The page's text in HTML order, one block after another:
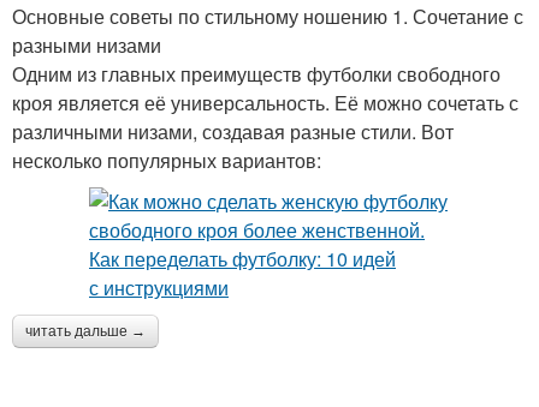
Основные советы по стильному ношению 1. Сочетание с
разными низами
Одним из главных преимуществ футболки свободного
кроя является её универсальность. Её можно сочетать с
различными низами, создавая разные стили. Вот
несколько популярных вариантов:
читать дальше →